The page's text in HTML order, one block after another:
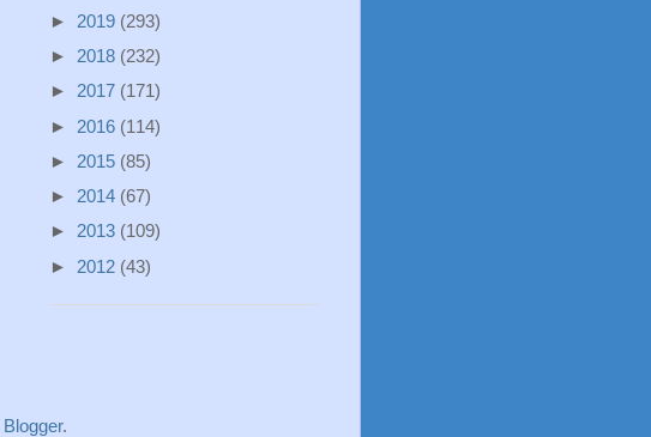
► 2019 (293)
► 2018 (232)
► 2017 (171)
► 2016 (114)
► 2015 (85)
► 2014 (67)
► 2013 (109)
► 2012 (43)
Blogger.